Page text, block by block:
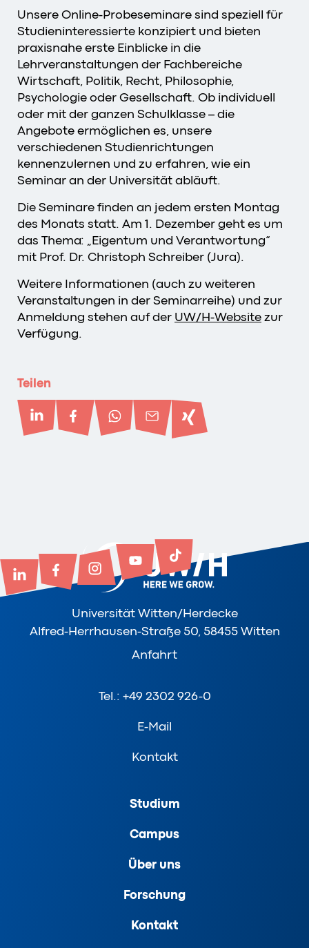
Unsere Online-Probeseminare sind speziell für
Studieninteressierte konzipiert und bieten
praxisnahe erste Einblicke in die
Lehrveranstaltungen der Fachbereiche
Wirtschaft, Politik, Recht, Philosophie,
Psychologie oder Gesellschaft. Ob individuell
oder mit der ganzen Schulklasse – die
Angebote ermöglichen es, unsere
verschiedenen Studienrichtungen
kennenzulernen und zu erfahren, wie ein
Seminar an der Universität abläuft.
Die Seminare finden an jedem ersten Montag
des Monats statt. Am 1. Dezember geht es um
das Thema: „Eigentum und Verantwortung“
mit Prof. Dr. Christoph Schreiber (Jura).
Weitere Informationen (auch zu weiteren
Veranstaltungen in der Seminarreihe) und zur
Anmeldung stehen auf der UW/H-Website zur
Verfügung.
Teilen
Universität Witten/Herdecke
Alfred-Herrhausen-Straße 50, 58455 Witten
Anfahrt
Tel.: +49 2302 926-0
E-Mail
Kontakt
Studium
Campus
Über uns
Forschung
Kontakt